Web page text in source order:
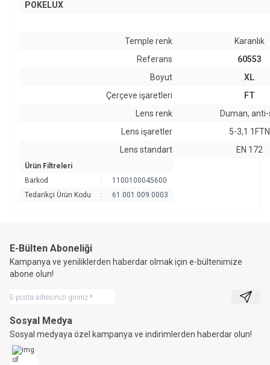
POKELUX
Temple renk
Karanlık
Referans
60553
Boyut
XL
Çerçeve işaretleri
FT
Lens renk
Duman,
Lens işaretler
5-3,1 1FTN
Lens standart
EN 172
Ürün Filtreleri
Barkod
:
1100100045600
Tedarikçi Ürün Kodu
: 61.001.009.0003
E-Bülten Aboneliği
Kampanya ve yeniliklerden haberdar olmak için e-bültenimize
abone olun!
Kayıt
Sosyal Medya
Sosyal medyaya özel kampanya ve indirimlerden haberdar olun!